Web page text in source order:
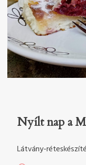
Nyílt nap a
Látvány-